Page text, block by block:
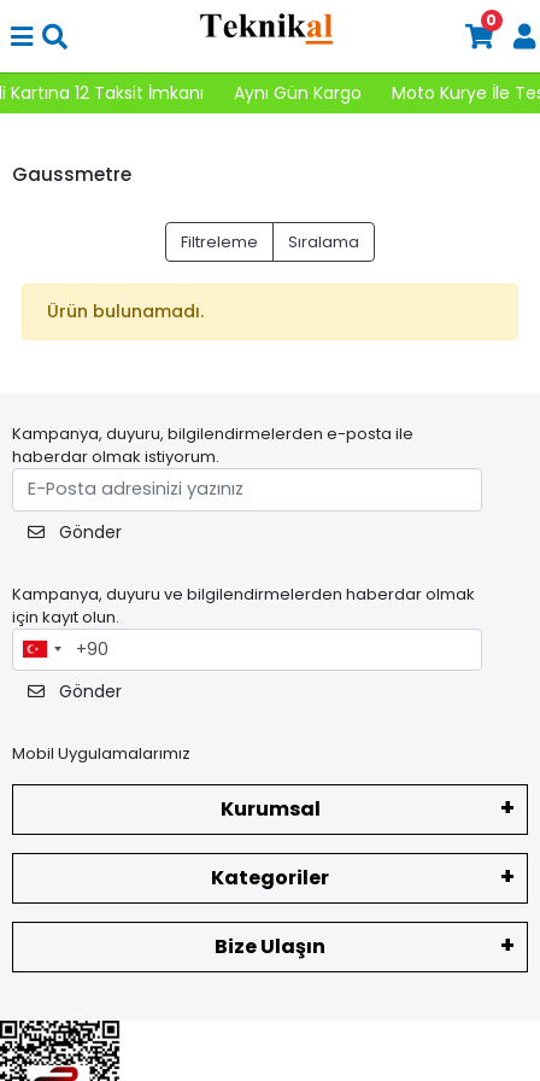
12 Taksit İmkanı Aynı Gün Kargo Moto Kurye İle
0
Gaussmetre
Filtreleme Sıralama
Ürün bulunamadı.
Kampanya, duyuru, bilgilendirmelerden e-posta ile
haberdar olmak istiyorum.
Gönder
Kampanya, duyuru ve bilgilendirmelerden haberdar olmak
için kayıt olun.
Gönder
Mobil Uygulamalarımız
Kurumsal
Kategoriler
Bize Ulaşın